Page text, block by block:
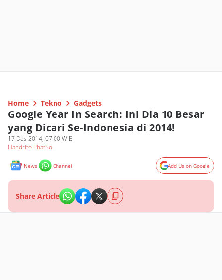
Home Tekno Gadgets
Google Year In Search: Ini Dia 10 Besar
yang Dicari Se-Indonesia di 2014!
17 Des 2014, 07:00 WIB
Handrito PhatSo
News Channel Add Us on Google
Share Article